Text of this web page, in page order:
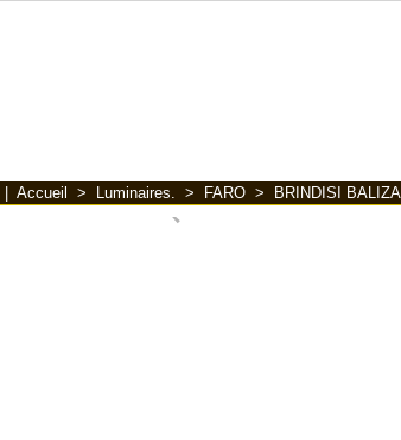
Accueil > Luminaires. > FARO > BRINDISI